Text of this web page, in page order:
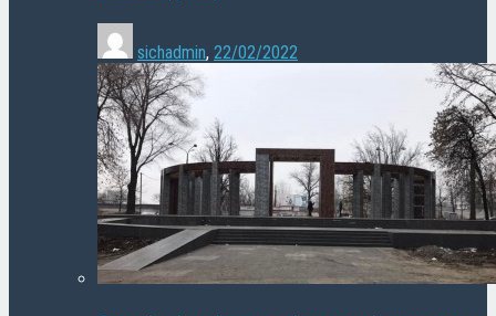
sichadmin, 22/02/2022